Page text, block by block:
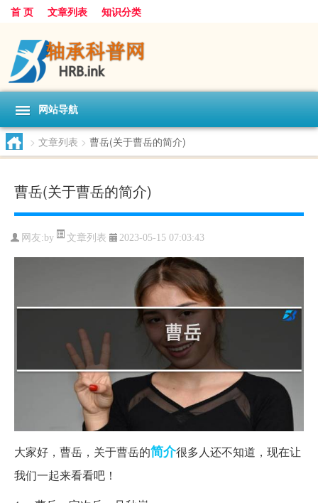
首 页 文章列表 知识分类
网站导航
> 文章列表 > 曹岳(关于曹岳的简介)
曹岳(关于曹岳的简介)
网友:by 文章列表 2023-05-15 07:03:43
大家好，曹岳，关于曹岳的简介很多人还不知道，现在让
我们一起来看看吧！